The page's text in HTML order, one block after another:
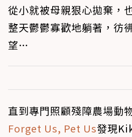
從小就被母親狠心拋棄，
整天鬱鬱寡歡地躺著，彷
望…
直到專門照顧殘障農場動
Forget Us, Pet Us發現